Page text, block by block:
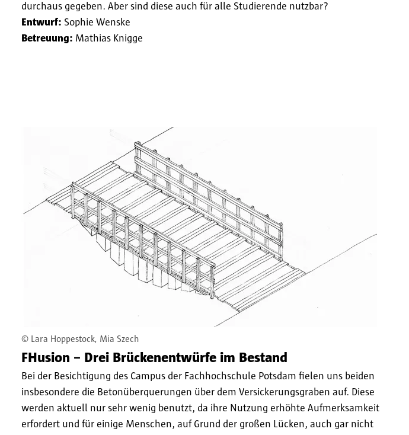
durchaus gegeben. Aber sind diese auch für alle Studierende nutzbar?
Entwurf: Sophie Wenske
Betreuung: Mathias Knigge
© Lara Hoppestock, Mia Szech
FHusion – Drei Brückenentwürfe im Bestand
Bei der Besichtigung des Campus der Fachhochschule Potsdam fielen uns beiden
insbesondere die Betonüberquerungen über dem Versickerungsgraben auf. Diese
werden aktuell nur sehr wenig benutzt, da ihre Nutzung erhöhte Aufmerksamkeit
erfordert und für einige Menschen, auf Grund der großen Lücken, auch gar nicht